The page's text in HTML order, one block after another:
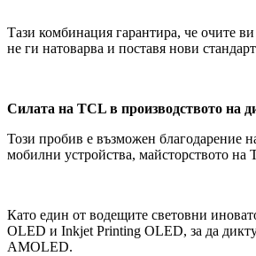
Тази комбинация гарантира, че очите
не ги натоварва и поставя нови
Силата на TCL в производството на
Този пробив е възможен благодарение
мобилни устройства, майсторството на
Като един от водещите световни
OLED и Inkjet Printing OLED, за да
AMOLED.